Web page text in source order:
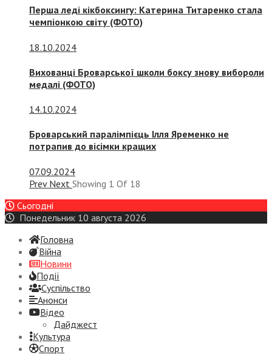
Перша леді кікбоксингу: Катерина Титаренко стала
чемпіонкою світу (ФОТО)
18.10.2024
Вихованці Броварської школи боксу знову вибороли
медалі (ФОТО)
14.10.2024
Броварський паралімпієць Ілля Яременко не
потрапив до вісімки кращих
07.09.2024
Prev Next Showing 1 Of 18
Сьогодні
Понедельник 10 августа 2026
Головна
Війна
Новини
Події
Суспiльство
Анонси
Відео
Дайджест
Культура
Спорт